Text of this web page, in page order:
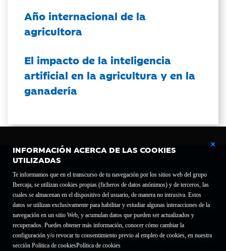
INFORMACIÓN ACERCA DE LAS COOKIES
UTILIZADAS
Te informamos que en el transcurso de tu navegación por los sitios web del grupo
Ibercaja, se utilizan cookies propias (ficheros de datos anónimos) y de terceros, las
cuales se almacenan en el dispositivo del usuario, de manera no intrusiva. Estos
datos se utilizan exclusivamente para habilitar y estudiar algunas interacciones de la
navegación en un sitio Web, y acumulan datos que pueden ser actualizados y
recuperados. Puedes obtener más información, conocer cómo cambiar la
configuración y/o revocar tu consentimiento previo al empleo de cookies, en nuestra
sección Política de cookiesPolítica de cookies
Año internacional de la
agricultora
El impacto de la inteligencia
artificial en la agricultura y en la
ganadería
Fundación Bancaria Ibercaja C.I.F. G-50000652.
Inscrita en el Registro de Fundaciones del Mº de Educación, Cultura y Deporte con el nº
1689.
Domicilio social: Joaquín Costa, 13. 50001 Zaragoza.
Contacto
Declaración de accesibilidad